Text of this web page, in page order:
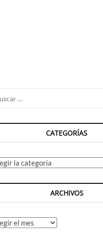
CATEGORÍAS
ARCHIVOS